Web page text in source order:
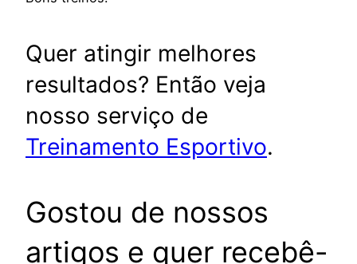
Quer atingir melhores
resultados? Então veja
nosso serviço de
Treinamento Esportivo.
Gostou de nossos
artigos e quer recebê-